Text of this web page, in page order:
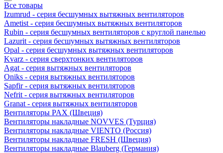
Все товары
Izumrud - серия бесшумных вытяжных вентиляторов
Ametist - серия бесшумных вытяжных вентиляторов
Rubin - серия бесшумных вентиляторов с круглой панелью
Lazurit - серия бесшумных вытяжных вентиляторов
Opal - серия бесшумных вытяжных вентиляторов
Kvarz - серия сверхтонких вентиляторов
Agat - серия вытяжных вентиляторов
Oniks - серия вытяжных вентиляторов
Sapfir - серия вытяжных вентиляторов
Nefrit - серия вытяжных вентиляторов
Granat - серия вытяжных вентиляторов
Вентиляторы PAX (Швеция)
Вентиляторы накладные NOVVES (Турция)
Вентиляторы накладные VIENTO (Россия)
Вентиляторы накладные FRESH (Швеция)
Вентиляторы накладные Blauberg (Германия)